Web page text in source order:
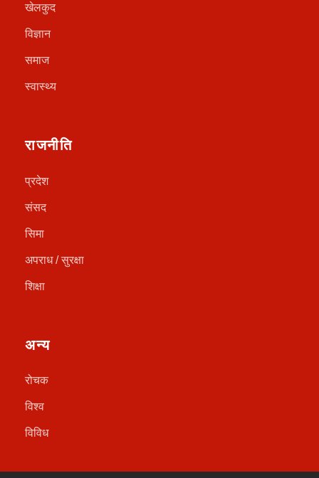
खेलकुद
विज्ञान
समाज
स्वास्थ्य
राजनीति
प्रदेश
संसद
सिमा
अपराध / सुरक्षा
शिक्षा
अन्य
रोचक
विश्व
विविध